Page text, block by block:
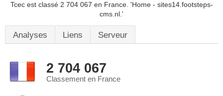
Tcec est classé 2 704 067 en France. 'Home - sites14.footsteps-
cms.nl.'
Analyses Liens Serveur
2 704 067
Classement en France